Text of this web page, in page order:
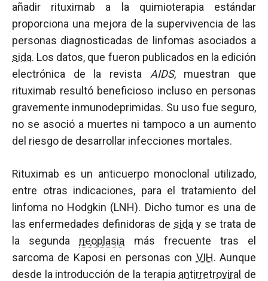
añadir rituximab a la quimioterapia estándar
proporciona una mejora de la supervivencia de las
personas diagnosticadas de linfomas asociados a
sida. Los datos, que fueron publicados en la edición
electrónica de la revista AIDS, muestran que
rituximab resultó beneficioso incluso en personas
gravemente inmunodeprimidas. Su uso fue seguro,
no se asoció a muertes ni tampoco a un aumento
del riesgo de desarrollar infecciones mortales.
Rituximab es un anticuerpo monoclonal utilizado,
entre otras indicaciones, para el tratamiento del
linfoma no Hodgkin (LNH). Dicho tumor es una de
las enfermedades definidoras de sida y se trata de
la segunda neoplasia más frecuente tras el
sarcoma de Kaposi en personas con VIH. Aunque
desde la introducción de la terapia antirretroviral de